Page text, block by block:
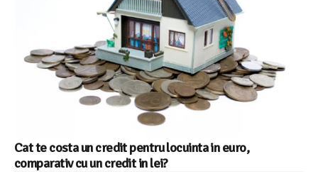
Cat te costa un credit pentru locuinta in euro,
comparativ cu un credit in lei?